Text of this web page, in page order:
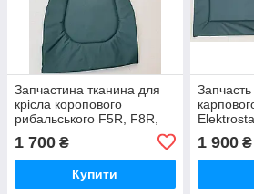
Запчастина тканина для
крісла коропового
рибальського F5R, F8R,
1 700 ₴
Купити
1 900₴